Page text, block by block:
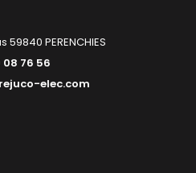
PERENCHIES
08 76 56
elec.com